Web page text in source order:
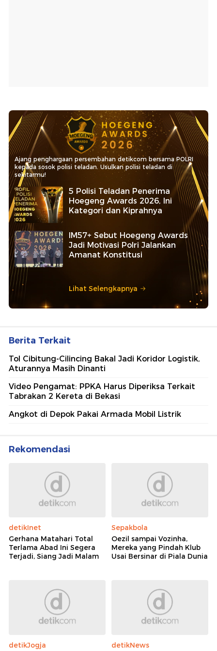
Ajang penghargaan persembahan detikcom bersama POLRI
kepada sosok polisi teladan. Usulkan polisi teladan di
sekitarmu!
5 Polisi Teladan Penerima
Hoegeng Awards 2026, Ini
Kategori dan Kiprahnya
IM57+ Sebut Hoegeng Awards
Jadi Motivasi Polri Jalankan
Amanat Konstitusi
Lihat Selengkapnya
Berita Terkait
Tol Cibitung-Cilincing Bakal Jadi Koridor Logistik,
Aturannya Masih Dinanti
Video Pengamat: PPKA Harus Diperiksa Terkait
Tabrakan 2 Kereta di Bekasi
Angkot di Depok Pakai Armada Mobil Listrik
Rekomendasi
detikInet
Gerhana Matahari Total
Terlama Abad Ini Segera
Terjadi, Siang Jadi Malam
Sepakbola
Oezil sampai Vozinha,
Mereka yang Pindah Klub
Usai Bersinar di Piala Dunia
detikJogja
detikNews